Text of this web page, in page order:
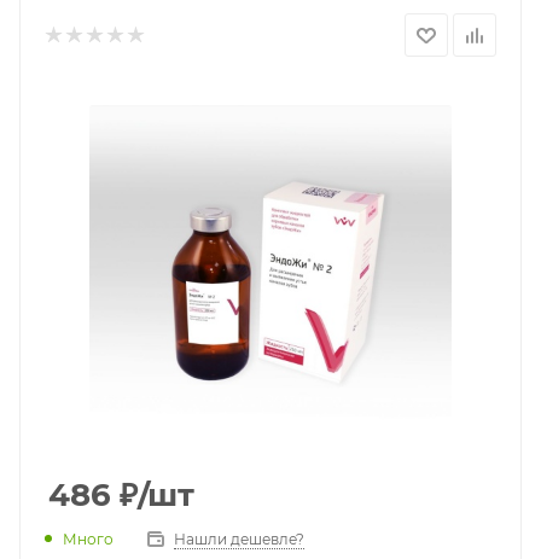
486 ₽/шт
Много Нашли дешевле?